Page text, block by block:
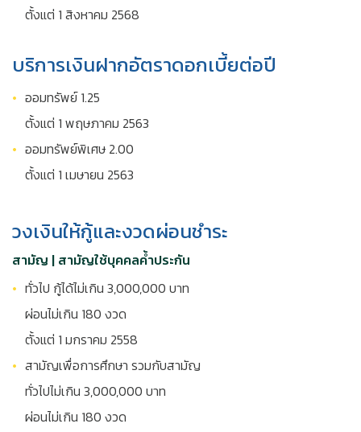
ตั้งแต่ 1 สิงหาคม 2568
บริการเงินฝากอัตราดอกเบี้ยต่อปี
ออมทรัพย์ 1.25
ตั้งแต่ 1 พฤษภาคม 2563
ออมทรัพย์พิเศษ 2.00
ตั้งแต่ 1 เมษายน 2563
วงเงินให้กู้และงวดผ่อนชำระ
สามัญ | สามัญใช้บุคคลค้ำประกัน
ทั่วไป กู้ได้ไม่เกิน 3,000,000 บาท
ผ่อนไม่เกิน 180 งวด
ตั้งแต่ 1 มกราคม 2558
สามัญเพื่อการศึกษา รวมกับสามัญ
ทั่วไปไม่เกิน 3,000,000 บาท
ผ่อนไม่เกิน 180 งวด